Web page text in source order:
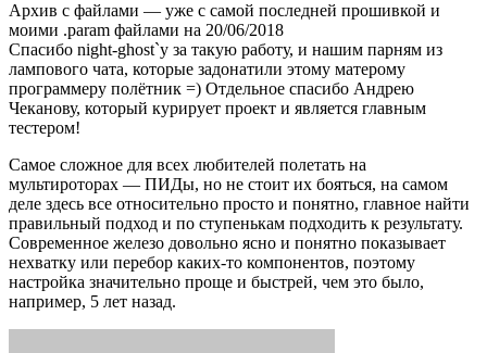
Архив с файлами — уже с самой последней прошивкой и
моими .param файлами на 20/06/2018
Спасибо night-ghost`у за такую работу, и нашим парням из
лампового чата, которые задонатили этому матерому
программеру полётник =) Отдельное спасибо Андрею
Чеканову, который курирует проект и является главным
тестером!
Самое сложное для всех любителей полетать на
мультироторах — ПИДы, но не стоит их бояться, на самом
деле здесь все относительно просто и понятно, главное найти
правильный подход и по ступенькам подходить к результату.
Современное железо довольно ясно и понятно показывает
нехватку или перебор каких-то компонентов, поэтому
настройка значительно проще и быстрей, чем это было,
например, 5 лет назад.